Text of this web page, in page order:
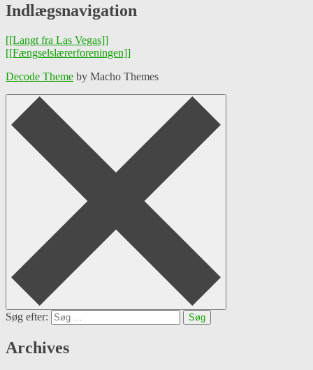
Indlægsnavigation
[[Langt fra Las Vegas]]
[[Fængselslærerforeningen]]
Decode Theme by Macho Themes
Søg efter:
Archives